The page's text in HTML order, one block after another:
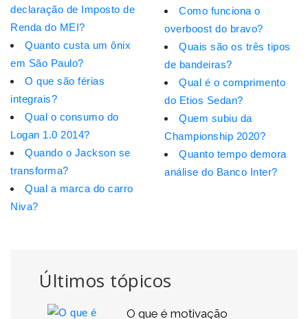
Últimos tópicos
O que é motivação
declaração de Imposto de
Renda do MEI?
Quanto custa um ônix
em São Paulo?
O que são férias
integrais?
Qual o consumo do
Logan 1.0 2014?
Quando o Jackson se
transforma?
Qual a marca do carro
Niva?
Como funciona o
overboost do bravo?
Quais são os três tipos
de bandeiras?
Qual é o comprimento
do Etios Sedan?
Quem subiu da
Championship 2020?
Quanto tempo demora
análise do Banco Inter?